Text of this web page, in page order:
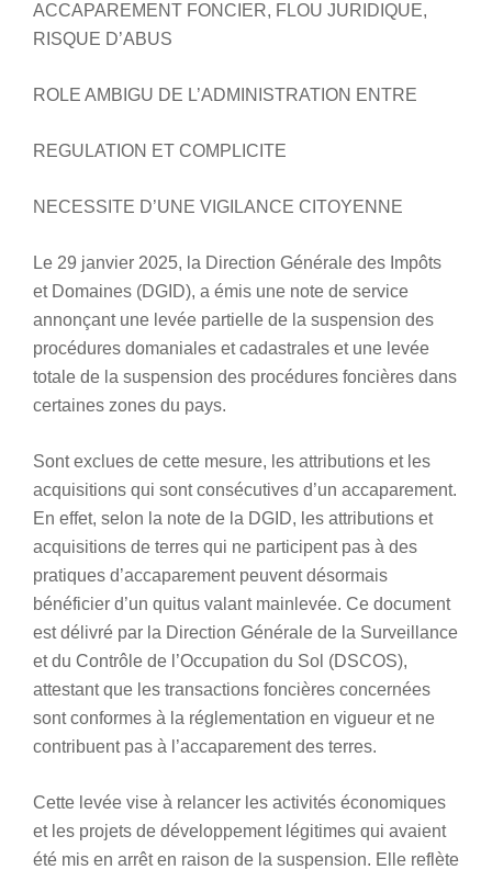
ACCAPAREMENT FONCIER, FLOU JURIDIQUE,
RISQUE D’ABUS
ROLE AMBIGU DE L’ADMINISTRATION ENTRE
REGULATION ET COMPLICITE
NECESSITE D’UNE VIGILANCE CITOYENNE
Le 29 janvier 2025, la Direction Générale des Impôts
et Domaines (DGID), a émis une note de service
annonçant une levée partielle de la suspension des
procédures domaniales et cadastrales et une levée
totale de la suspension des procédures foncières dans
certaines zones du pays.
Sont exclues de cette mesure, les attributions et les
acquisitions qui sont consécutives d’un accaparement.
En effet, selon la note de la DGID, les attributions et
acquisitions de terres qui ne participent pas à des
pratiques d’accaparement peuvent désormais
bénéficier d’un quitus valant mainlevée. Ce document
est délivré par la Direction Générale de la Surveillance
et du Contrôle de l’Occupation du Sol (DSCOS),
attestant que les transactions foncières concernées
sont conformes à la réglementation en vigueur et ne
contribuent pas à l’accaparement des terres.
Cette levée vise à relancer les activités économiques
et les projets de développement légitimes qui avaient
été mis en arrêt en raison de la suspension. Elle reflète